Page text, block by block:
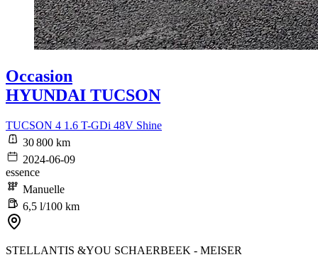
Occasion
HYUNDAI TUCSON
TUCSON 4 1.6 T-GDi 48V Shine
30 800 km
2024-06-09
essence
Manuelle
6,5 l/100 km
STELLANTIS &YOU SCHAERBEEK - MEISER